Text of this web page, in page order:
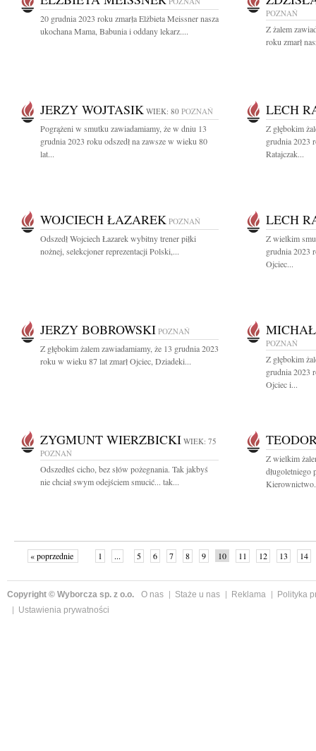
20 grudnia 2023 roku zmarła Elżbieta Meissner nasza
ukochana Mama, Babunia i oddany lekarz....
POZNAŃ
Z żalem
roku zmarł
JERZY WOJTASIK WIEK: 80 POZNAŃ
Pogrążeni w smutku zawiadamiamy, że w dniu 13
grudnia 2023 roku odszedł na zawsze w wieku 80
lat...
LECH
Z głębokim
grudnia 2023
Ratajczak...
WOJCIECH ŁAZAREK POZNAŃ
Odszedł Wojciech Łazarek wybitny trener piłki
nożnej, selekcjoner reprezentacji Polski,...
LECH
Z wielkim
grudnia 2023
Ojciec...
JERZY BOBROWSKI POZNAŃ
Z głębokim żalem zawiadamiamy, że 13 grudnia 2023
roku w wieku 87 lat zmarł Ojciec, Dziadeki...
POZNAŃ
Z głębokim
grudnia 2023
Ojciec i...
ZYGMUNT WIERZBICKI WIEK: 75
POZNAŃ
Odszedłeś cicho, bez słów pożegnania. Tak jakbyś
nie chciał swym odejściem smucić... tak...
Z wielkim
długoletniego
« poprzednie 1 ... 5 6 7 8 9 10 11 12 13 14
Copyright © Wyborcza sp. z o.o. O nas Staże u nas Reklama
Polityka
Ustawienia prywatności